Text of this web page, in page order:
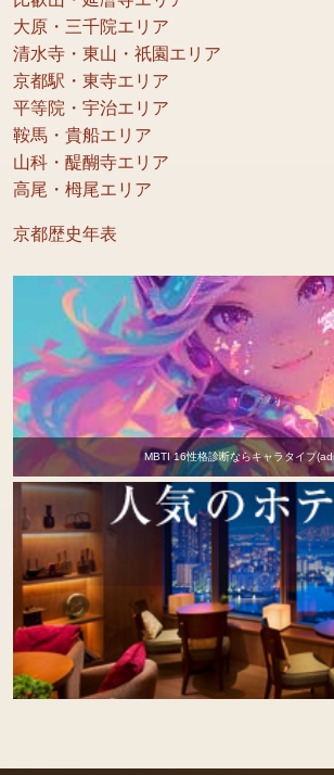
大原・三千院エリア
清水寺・東山・祇園エリア
京都駅・東寺エリア
平等院・宇治エリア
鞍馬・貴船エリア
山科・醍醐寺エリア
高尾・栂尾エリア
京都歴史年表
MBTI 16性格診断ならキャラタイプ